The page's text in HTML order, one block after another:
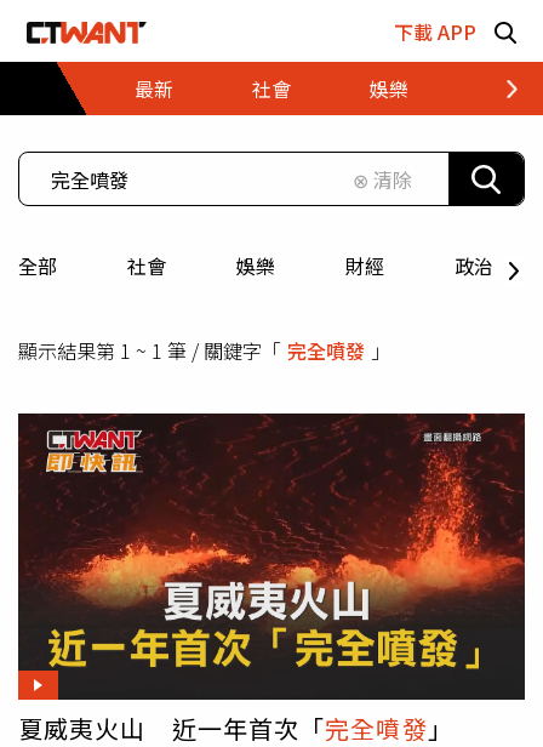
下載 APP
最新
社會 娛樂 財經
⊗ 清除
全部 社會 娛樂 財經 政治
顯示結果第 1 ~ 1 筆 / 關鍵字「 完全噴發 」
夏威夷火山 近一年首次「完全噴發 」